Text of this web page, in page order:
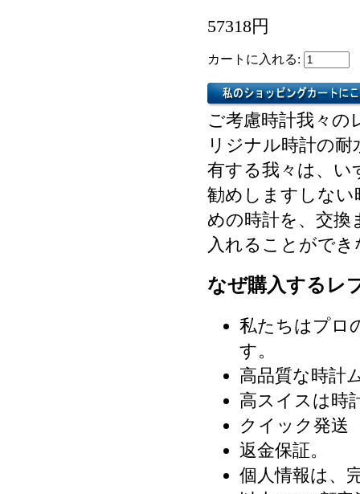
57318円
カートに入れる:
ご考慮時計我々
リジナル時計の
有する我々は、い
勧めしますしない
めの時計を、交換
入れることがで
なぜ購入するレ
私たちはプロ
す。
高品質な時計
高スイスは時
クイック発送
返金保証。
個人情報は、